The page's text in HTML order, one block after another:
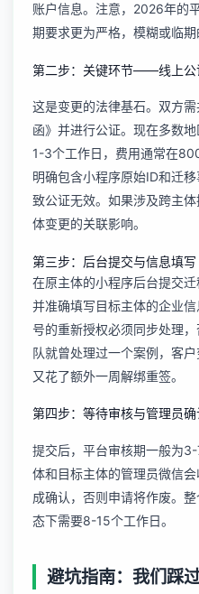
账户信息。注意，2026年的
期要求更为严格，模糊或临期
第二步：关键环节——线上公
这是变更的法律基石。双方
函》并进行公证。现在多数
1-3个工作日，费用通常在
明确包含小程序原始ID和迁
致公证无效。如果涉及跨主
体变更的关联影响。
第三步：后台提交与信息填写
在原主体的小程序后台提交迁
并准确填写目标主体的企业
号的重新授权必须同步处理
队就曾处理过一个案例，客
又花了额外一周解绑重签。
第四步：等待审核与管理员确
提交后，平台审核期一般为
体和目标主体的管理员微信
成确认，否则申请将作废。
态下需要8-15个工作日。
避坑指南：我们踩